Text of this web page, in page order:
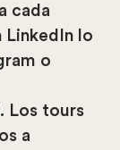
cada
LinkedIn lo
o
. Los tours
a